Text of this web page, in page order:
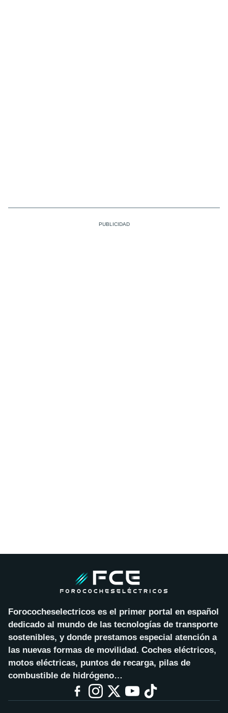
Forococheselectricos es el primer portal en español
dedicado al mundo de las tecnologías de transporte
sostenibles, y donde prestamos especial atención a
las nuevas formas de movilidad. Coches eléctricos,
motos eléctricas, puntos de recarga, pilas de
combustible de hidrógeno…